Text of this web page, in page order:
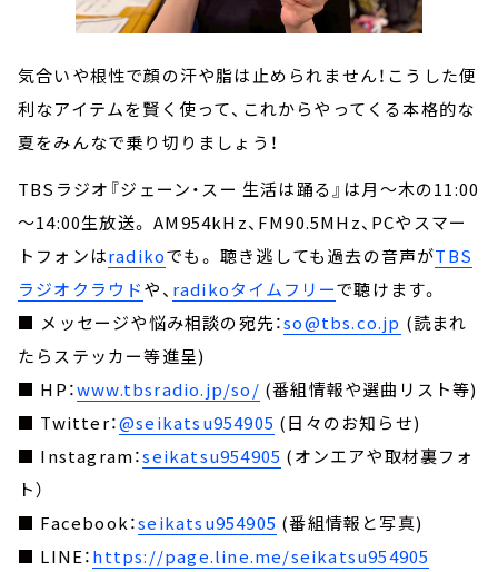
気合いや根性で顔の汗や脂は止められません！こうした便
利なアイテムを賢く使って、これからやってくる本格的な
夏をみんなで乗り切りましょう！
TBSラジオ『ジェーン・スー 生活は踊る』は月～木の11:00
～14:00生放送。 AM954kHz、FM90.5MHz、PCやスマー
トフォンはradikoでも。 聴き逃しても過去の音声がTBS
ラジオクラウドや、 radikoタイムフリーで聴けます。
■ メッセージや悩み相談の宛先：so@tbs.co.jp (読まれ
たらステッカー等進呈)
■ HP：www.tbsradio.jp/so/ (番組情報や選曲リスト等)
■ Twitter：@seikatsu954905 (日々のお知らせ)
■ Instagram：seikatsu954905 (オンエアや取材裏フォ
ト）
■ Facebook：seikatsu954905 (番組情報と写真)
■ LINE：https://page.line.me/seikatsu954905